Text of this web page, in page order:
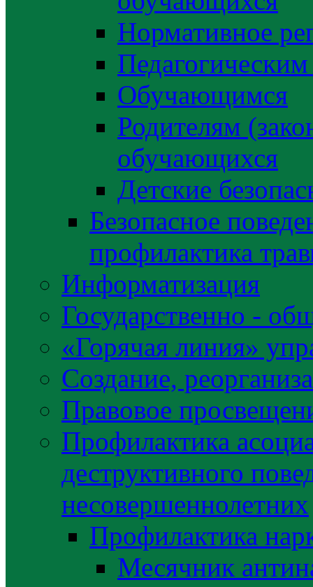
Нормативное
Обучающимся
Родителям
обучающихся
Детские
Безопасное
профилактика
Информатизация
Государственно -
«Горячая линия»
Создание,
Правовое
Профилактика
деструктивного
несовершеннолетних
Профилактика
Месячник